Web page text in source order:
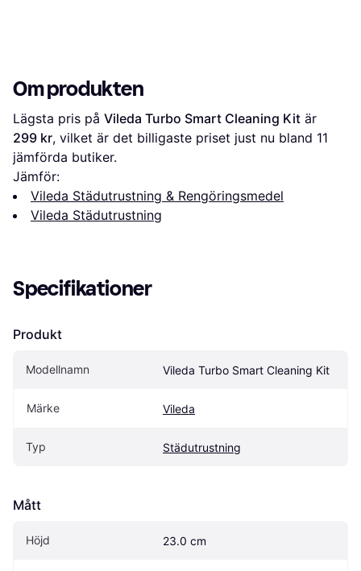
Om produkten
Lägsta pris på Vileda Turbo Smart Cleaning Kit
299 kr, vilket är det billigaste priset just nu bland 11
jämförda butiker.
Jämför:
Vileda Städutrustning & Rengöringsmedel
Vileda Städutrustning
Specifikationer
Produkt
Modellnamn Vileda Turbo Smart Cleaning Kit
Märke Vileda
Typ Städutrustning
Mått
Höjd 23.0 cm